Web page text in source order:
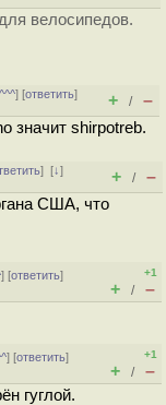
велосипедов.
^^^] [ответить]
+ / –
значит shirpotreb.
][↓]
+ / –
США, что
] [ответить]
+1
+ / –
] [ответить]
+1
+ / –
гуглой.